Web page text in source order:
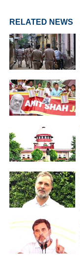
RELATED NEWS